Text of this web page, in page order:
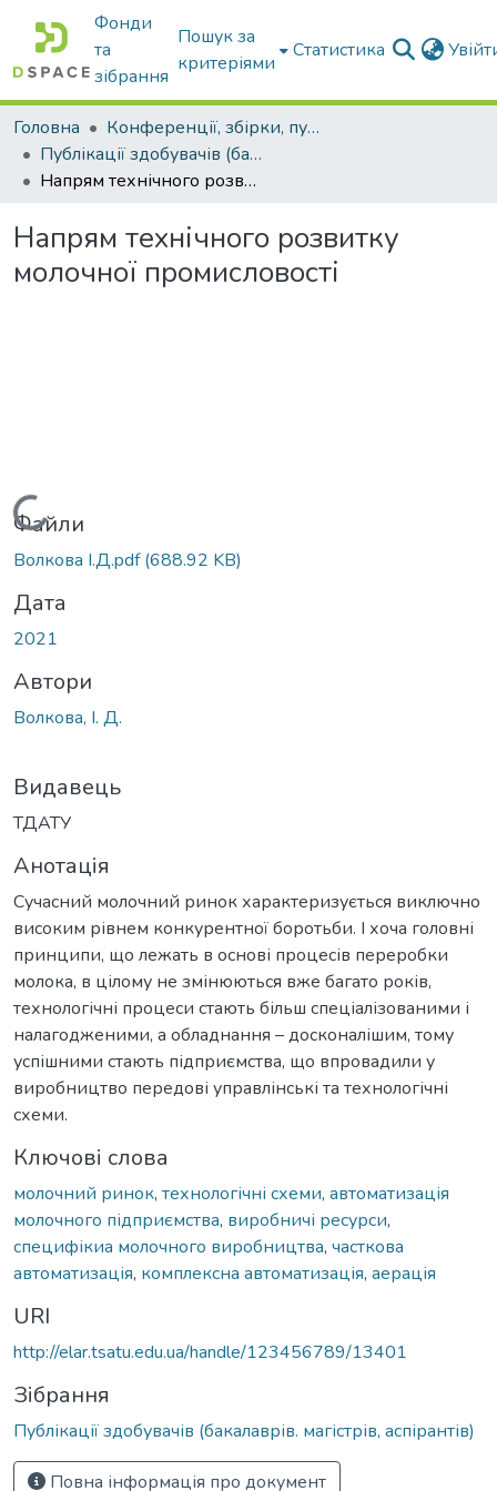
Фонди
та
зібрання
Пошук за
критеріями
Статистика
Головна
Конференції, збірки, публікації молодих вчених і здобувачів : магістрів, бакалаврів, аспірантів.
Публікації здобувачів (бакалаврів. магістрів, аспірантів)
Напрям технічного розвитку молочної промисловості
Напрям технічного розвитку
молочної промисловості
Вантажиться...
Файли
Волкова І.Д.pdf(688.92 KB)
Дата
2021
Автори
Волкова, І. Д.
Видавець
ТДАТУ
Анотація
Сучасний молочний ринок характеризується виключно
високим рівнем конкурентної боротьби. І хоча головні
принципи, що лежать в основі процесів переробки
молока, в цілому не змінюються вже багато років,
технологічні процеси стають більш спеціалізованими і
налагодженими, а обладнання – досконалішим, тому
успішними стають підприємства, що впровадили у
виробництво передові управлінські та технологічні
схеми.
Ключові слова
молочний ринок, технологічні схеми, автоматизація
молочного підприємства, виробничі ресурси,
специфікиа молочного виробництва, часткова
автоматизація, комплексна автоматизація, аерація
URI
http://elar.tsatu.edu.ua/handle/123456789/13401
Зібрання
Публікації здобувачів (бакалаврів. магістрів, аспірантів)
Повна інформація про документ